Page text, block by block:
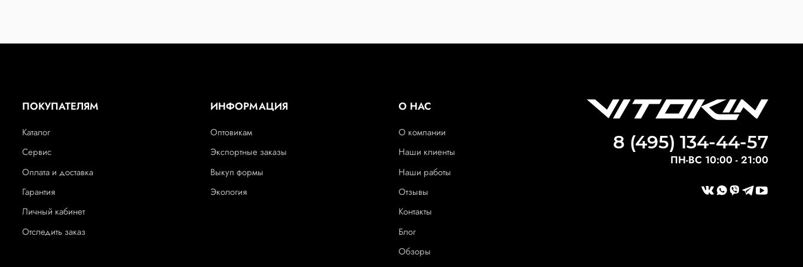
ПОКУПАТЕЛЯМ
Каталог
Сервис
Оплата и доставка
Гарантия
Личный кабинет
Отследить заказ
ИНФОРМАЦИЯ
Оптовикам
Экспортные заказы
Выкуп формы
Экология
О НАС
О компании
Наши клиенты
Наши работы
Отзывы
Контакты
Блог
Обзоры
8 (495) 134-44-57
ПН-ВС 10:00 - 21:00